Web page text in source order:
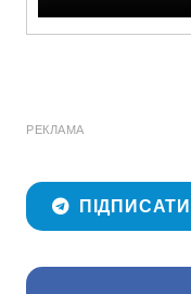
РЕКЛАМА